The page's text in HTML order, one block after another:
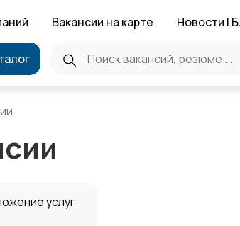
Вакансии на карте Новости |
услуг